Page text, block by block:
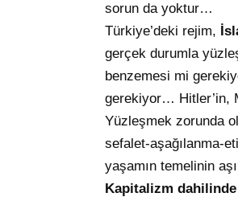
sorun da yoktur…
Türkiye’deki rejim,
gerçek durumla
benzemesi mi
gerekiyor… Hitler’in,
Yüzleşmek zorunda
sefalet-aşağılanma-
yaşamın temelinin
Kapitalizm